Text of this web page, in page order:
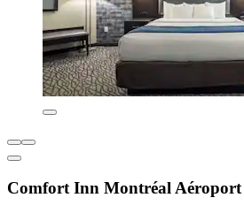
Comfort Inn Montréal Aéroport